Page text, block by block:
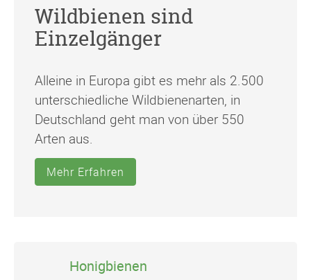
Wildbienen sind
Einzelgänger
Alleine in Europa gibt es mehr als 2.500
unterschiedliche Wildbienenarten, in
Deutschland geht man von über 550
Arten aus.
Mehr Erfahren
Honigbienen